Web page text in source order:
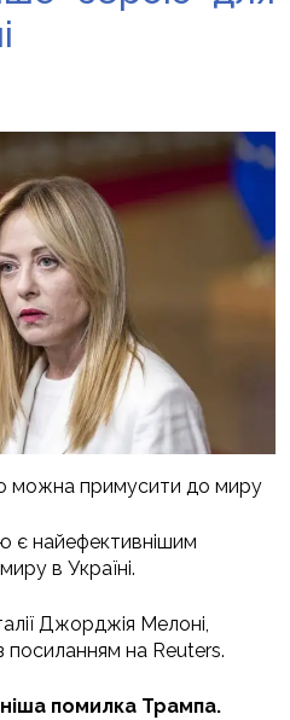
можна примусити до миру
є найефективнішим
в Україні.
Джорджія Мелоні,
посиланням на Reuters.
помилка Трампа.